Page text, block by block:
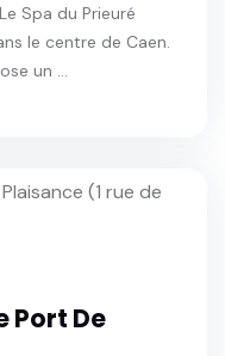
Spa du Prieuré
le centre de Caen.
un ...
Port De